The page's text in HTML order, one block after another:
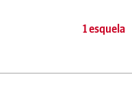
1 esquela